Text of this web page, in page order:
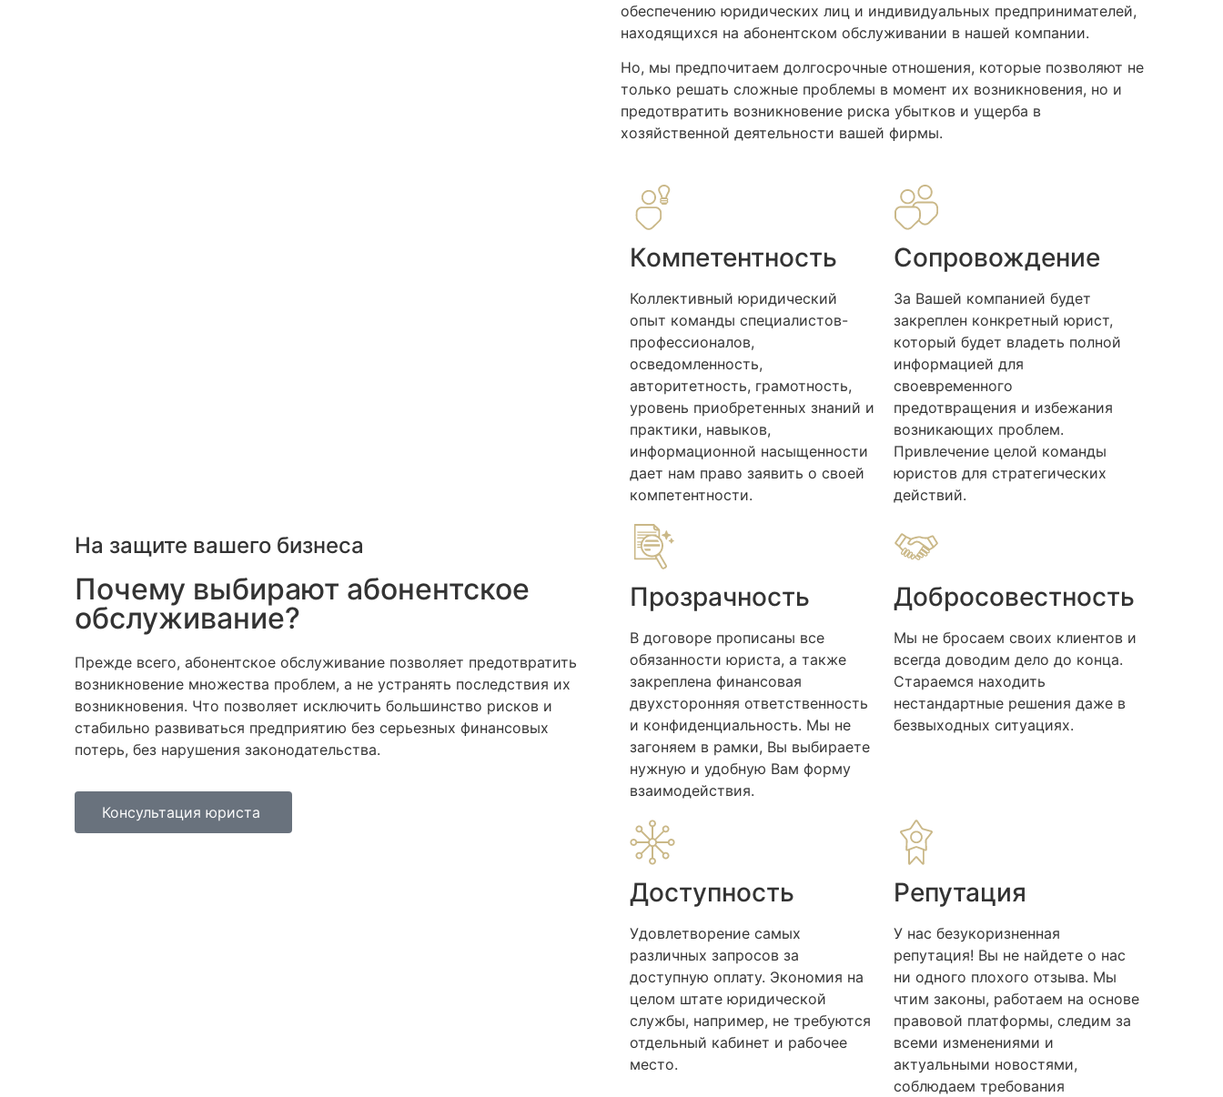
обеспечению юридических лиц и индивидуальных предпринимателей,
находящихся на абонентском обслуживании в нашей компании.
Но, мы предпочитаем долгосрочные отношения, которые позволяют не
только решать сложные проблемы в момент их возникновения, но и
предотвратить возникновение риска убытков и ущерба в
хозяйственной деятельности вашей фирмы.
На защите вашего бизнеса
Почему выбирают абонентское
обслуживание?
Прежде всего, абонентское обслуживание позволяет предотвратить
возникновение множества проблем, а не устранять последствия их
возникновения. Что позволяет исключить большинство рисков и
стабильно развиваться предприятию без серьезных финансовых
потерь, без нарушения законодательства.
Консультация юриста
Компетентность
Коллективный юридический
опыт команды специалистов-
профессионалов,
осведомленность,
авторитетность, грамотность,
уровень приобретенных знаний и
практики, навыков,
информационной насыщенности
дает нам право заявить о своей
компетентности.
Сопровождение
За Вашей компанией будет
закреплен конкретный юрист,
который будет владеть полной
информацией для
своевременного
предотвращения и избежания
возникающих проблем.
Привлечение целой команды
юристов для стратегических
действий.
Прозрачность
В договоре прописаны все
обязанности юриста, а также
закреплена финансовая
двухсторонняя ответственность
и конфиденциальность. Мы не
загоняем в рамки, Вы выбираете
нужную и удобную Вам форму
взаимодействия.
Добросовестность
Мы не бросаем своих клиентов и
всегда доводим дело до конца.
Стараемся находить
нестандартные решения даже в
безвыходных ситуациях.
Доступность
Удовлетворение самых
различных запросов за
доступную оплату. Экономия на
целом штате юридической
службы, например, не требуются
отдельный кабинет и рабочее
место.
Репутация
У нас безукоризненная
репутация! Вы не найдете о нас
ни одного плохого отзыва. Мы
чтим законы, работаем на основе
правовой платформы, следим за
всеми изменениями и
актуальными новостями,
соблюдаем требования